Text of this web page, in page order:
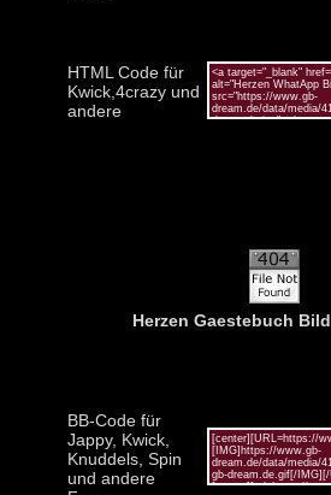
HTML Code für
Kwick,4crazy und
andere
Herzen Gaestebuch Bild
BB-Code für
Jappy, Kwick,
Knuddels, Spin
und andere